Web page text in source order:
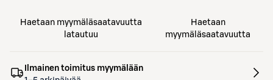
Haetaan myymäläsaatavuutta
latautuu
Haetaan
myymäläsaatavuutta
Ilmainen toimitus myymälään